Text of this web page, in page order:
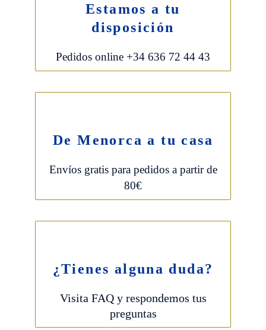
Estamos a tu
disposición
Pedidos online +34 636 72 44 43
De Menorca a tu casa
Envíos gratis para pedidos a partir de
80€
¿Tienes alguna duda?
Visita FAQ y respondemos tus
preguntas